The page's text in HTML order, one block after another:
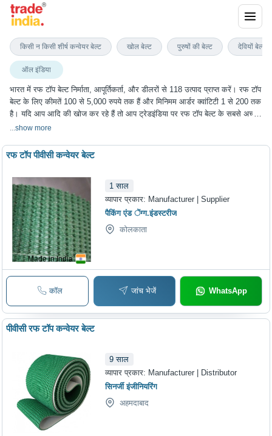
भारत में रफ टॉप बेल्ट निर्माता, आपूर्तिकर्ता, और डीलरों से 118 उत्पाद प्राप्त करें। रफ टॉप
बेल्ट के लिए कीमतें 100 से 5,000 रुपये तक हैं और मिनिमम आर्डर क्वांटिटी 1 से 200 तक
है। यदि आप आदि की खोज कर रहे हैं तो आप ट्रेडइंडिया पर रफ टॉप बेल्ट के सबसे अच्छा
विकल्प चुन सकते हैं। हम विभिन्न शहरों में रफ टॉप बेल्ट के विकल्प प्रदान करते हैं, जिनमें
...show more
ऑल इंडिया
Made in India
रफ टॉप पीवीसी कन्वेयर बेल्ट
1 साल
व्यापार प्रकार: Manufacturer | Supplier
पैकिंग एंड ेंग्ग.इंडस्टरीज
कोलकाता
कॉल जांच भेजें WhatsApp
पीवीसी रफ टॉप कन्वेयर बेल्ट
9 साल
व्यापार प्रकार: Manufacturer | Distributor
सिनर्जी इंजीनियरिंग
अहमदाबाद
किसी न किसी शीर्ष कन्वेयर बेल्ट खोल बेल्ट पुरुषों की बेल्ट देवियों बेल्ट